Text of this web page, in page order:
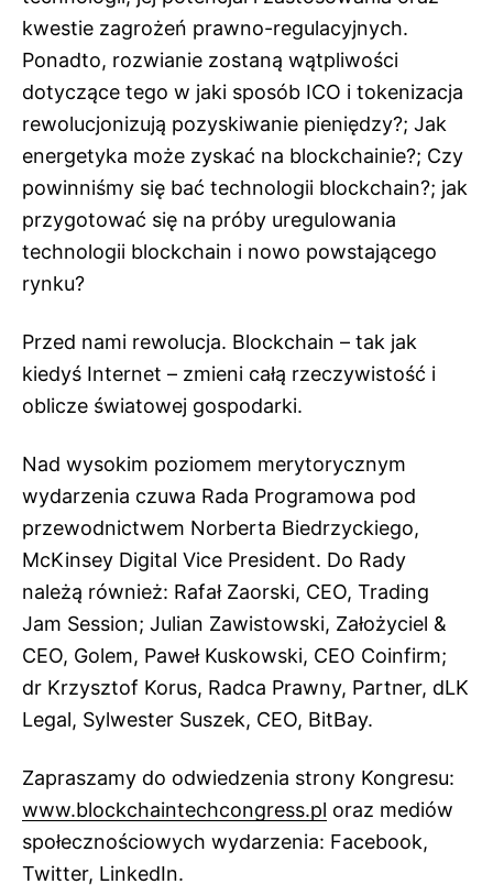
kwestie zagrożeń prawno-regulacyjnych.
Ponadto, rozwianie zostaną wątpliwości
dotyczące tego w jaki sposób ICO i tokenizacja
rewolucjonizują pozyskiwanie pieniędzy?; Jak
energetyka może zyskać na blockchainie?; Czy
powinniśmy się bać technologii blockchain?; jak
przygotować się na próby uregulowania
technologii blockchain i nowo powstającego
rynku?
Przed nami rewolucja. Blockchain – tak jak
kiedyś Internet – zmieni całą rzeczywistość i
oblicze światowej gospodarki.
Nad wysokim poziomem merytorycznym
wydarzenia czuwa Rada Programowa pod
przewodnictwem Norberta Biedrzyckiego,
McKinsey Digital Vice President. Do Rady
należą również: Rafał Zaorski, CEO, Trading
Jam Session; Julian Zawistowski, Założyciel &
CEO, Golem, Paweł Kuskowski, CEO Coinfirm;
dr Krzysztof Korus, Radca Prawny, Partner, dLK
Legal, Sylwester Suszek, CEO, BitBay.
Zapraszamy do odwiedzenia strony Kongresu:
www.blockchaintechcongress.pl oraz mediów
społecznościowych wydarzenia: Facebook,
Twitter, LinkedIn.